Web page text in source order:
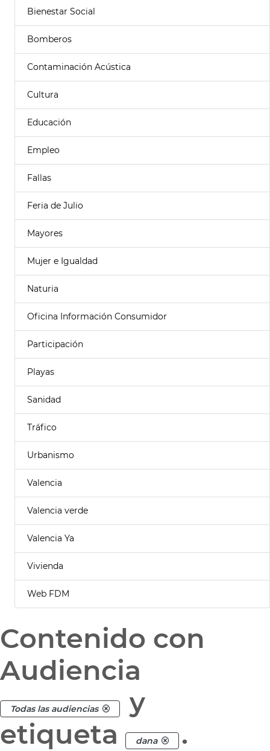
Bienestar Social
Bomberos
Contaminación Acústica
Cultura
Educación
Empleo
Fallas
Feria de Julio
Mayores
Mujer e Igualdad
Naturia
Oficina Información Consumidor
Participación
Playas
Sanidad
Tráfico
Urbanismo
Valencia
Valencia verde
Valencia Ya
Vivienda
Web FDM
Contenido con
Audiencia
Todas las audiencias
y
etiqueta
dana .